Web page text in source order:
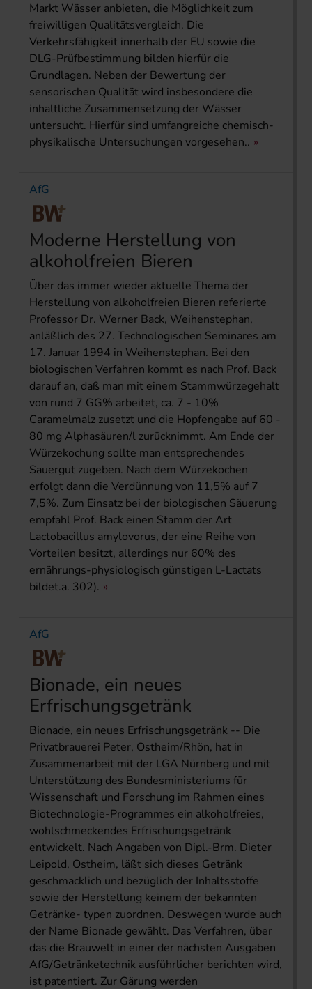
Markt Wässer anbieten, die Möglichkeit zum
freiwilligen Qualitätsvergleich. Die
Verkehrsfähigkeit innerhalb der EU sowie die
DLG-Prüfbestimmung bilden hierfür die
Grundlagen. Neben der Bewertung der
sensorischen Qualität wird insbesondere die
inhaltliche Zusammensetzung der Wässer
untersucht. Hierfür sind umfangreiche chemisch-
physikalische Untersuchungen vorgesehen..
AfG
Moderne Herstellung von
alkoholfreien Bieren
Über das immer wieder aktuelle Thema der
Herstellung von alkoholfreien Bieren referierte
Professor Dr. Werner Back, Weihenstephan,
anläßlich des 27. Technologischen Seminares am
17. Januar 1994 in Weihenstephan. Bei den
biologischen Verfahren kommt es nach Prof. Back
darauf an, daß man mit einem Stammwürzegehalt
von rund 7 GG% arbeitet, ca. 7 - 10%
Caramelmalz zusetzt und die Hopfengabe auf 60 -
80 mg Alphasäuren/l zurücknimmt. Am Ende der
Würzekochung sollte man entsprechendes
Sauergut zugeben. Nach dem Würzekochen
erfolgt dann die Verdünnung von 11,5% auf 7
7,5%. Zum Einsatz bei der biologischen Säuerung
empfahl Prof. Back einen Stamm der Art
Lactobacillus amylovorus, der eine Reihe von
Vorteilen besitzt, allerdings nur 60% des
ernährungs-physiologisch günstigen L-Lactats
bildet.a. 302).
AfG
Bionade, ein neues
Erfrischungsgetränk
Bionade, ein neues Erfrischungsgetränk -- Die
Privatbrauerei Peter, Ostheim/Rhön, hat in
Zusammenarbeit mit der LGA Nürnberg und mit
Unterstützung des Bundesministeriums für
Wissenschaft und Forschung im Rahmen eines
Biotechnologie-Programmes ein alkoholfreies,
wohlschmeckendes Erfrischungsgetränk
entwickelt. Nach Angaben von Dipl.-Brm. Dieter
Leipold, Ostheim, läßt sich dieses Getränk
geschmacklich und bezüglich der Inhaltsstoffe
sowie der Herstellung keinem der bekannten
Getränke- typen zuordnen. Deswegen wurde auch
der Name Bionade gewählt. Das Verfahren, über
das die Brauwelt in einer der nächsten Ausgaben
AfG/Getränketechnik ausführlicher berichten wird,
ist patentiert. Zur Gärung werden